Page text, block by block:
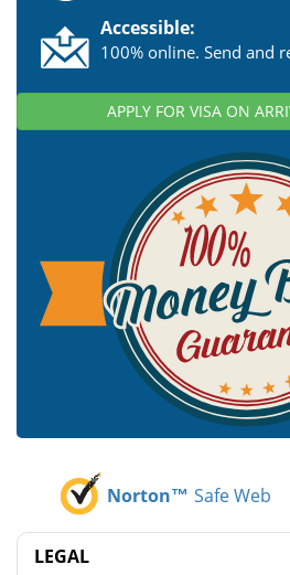
Accessible:
100% online. Send and
APPLY FOR VISA ON
Norton™ Safe Web
LEGAL